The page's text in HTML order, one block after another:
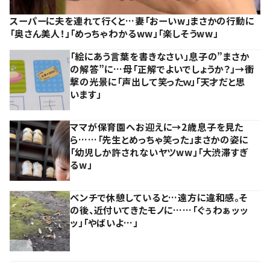
スーパーに夫を連れて行くと…妻「おーいw」まさかの行動に
「奥さん美人！」「めっちゃわかるww」「楽しそうww」
「絵にあう言葉を書きなさい」息子の”まさか
の解答”に…母「正解でよいでしょうか？」→衝
撃の光景に「声出して笑ったｗ」「天才だと思
います」
ママが保育園へお迎えに→2歳息子を見た
ら……「先生とめっちゃ笑った」まさかの姿に
「幼児しか許されないヤツww」「大渋滞すぎ
るw」
ベンチで休憩していると…遠方に違和感。そ
の後、近付いてきたモノに……「ぐぅわぁッッ
ッ」「やばいよ…」